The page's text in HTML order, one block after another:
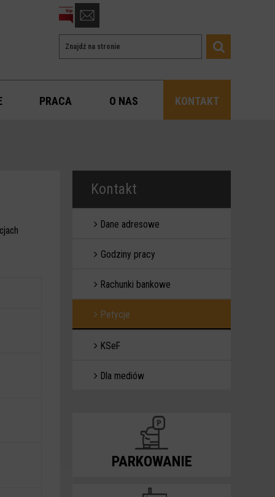
otwórz
formularz
kontaktowy
Wyszukiwarka
Wyszukiwana
fraza
PRACA O NAS KONTAKT
Kontakt
Dane adresowe
Godziny pracy
Rachunki bankowe
Petycje
KSeF
Dla mediów
PARKOWANIE